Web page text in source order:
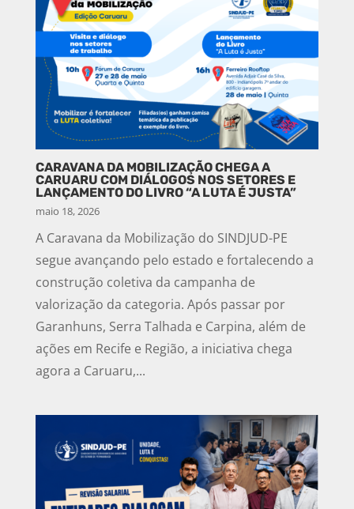
CARAVANA DA MOBILIZAÇÃO CHEGA A
CARUARU COM DIÁLOGOS NOS SETORES E
LANÇAMENTO DO LIVRO “A LUTA É JUSTA”
maio 18, 2026
A Caravana da Mobilização do SINDJUD-PE
segue avançando pelo estado e fortalecendo a
construção coletiva da campanha de
valorização da categoria. Após passar por
Garanhuns, Serra Talhada e Carpina, além de
ações em Recife e Região, a iniciativa chega
agora a Caruaru,...